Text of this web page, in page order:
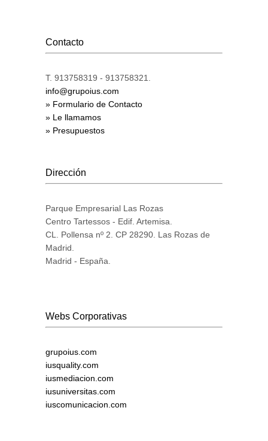
Contacto
T. 913758319 - 913758321.
info@grupoius.com
» Formulario de Contacto
» Le llamamos
» Presupuestos
Dirección
Parque Empresarial Las Rozas
Centro Tartessos - Edif. Artemisa.
CL. Pollensa nº 2. CP 28290. Las Rozas de
Madrid.
Madrid - España.
Webs Corporativas
grupoius.com
iusquality.com
iusmediacion.com
iusuniversitas.com
iuscomunicacion.com